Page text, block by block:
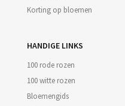
Korting op bloemen
HANDIGE LINKS
100 rode rozen
100 witte rozen
Bloemengids